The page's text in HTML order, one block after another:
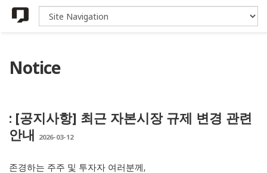
Notice
: [공지사항] 최근 자본시장 규제 변경 관련
안내 2026-03-12
존경하는 주주 및 투자자 여러분께,